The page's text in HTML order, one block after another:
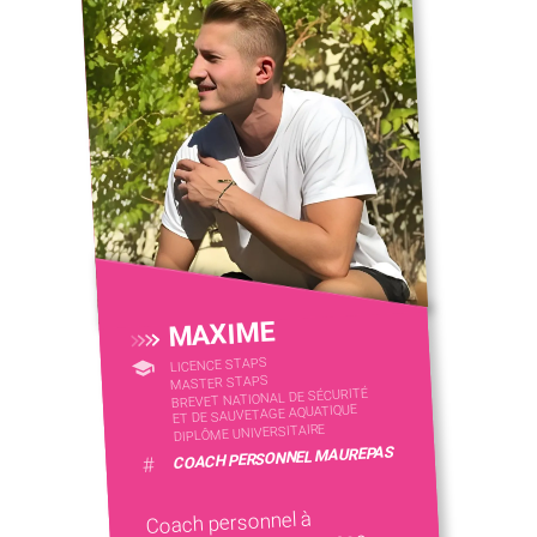
MAXIME
LICENCE STAPS
MASTER STAPS
BREVET NATIONAL DE SÉCURITÉ
ET DE SAUVETAGE AQUATIQUE
DIPLÔME UNIVERSITAIRE
# COACH PERSONNEL MAUREPAS
Coach personnel à